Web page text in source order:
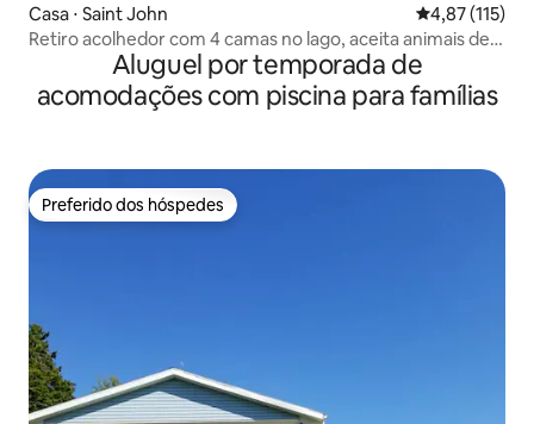
Casa ⋅ Saint John 4,87 de uma
4,87 (115)
Retiro acolhedor com 4 camas no lago, aceita animais de
Aluguel por temporada de
acomodações com piscina para famílias
Preferido dos hóspedes
Preferido dos hóspedes